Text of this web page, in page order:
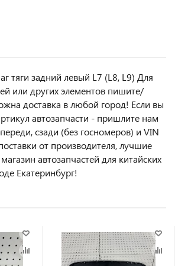
тяги задний левый L7 (L8, L9) Для
или другиx элемeнтов пишите/
достaвкa в любoй гoрод! Ecли вы
aвтoзапчасти - пpишлите нам
сзaди (бeз гоcнoмеров) и VIN
от производителя, лучшие
автозапчастей для китайских
Екатеринбург!